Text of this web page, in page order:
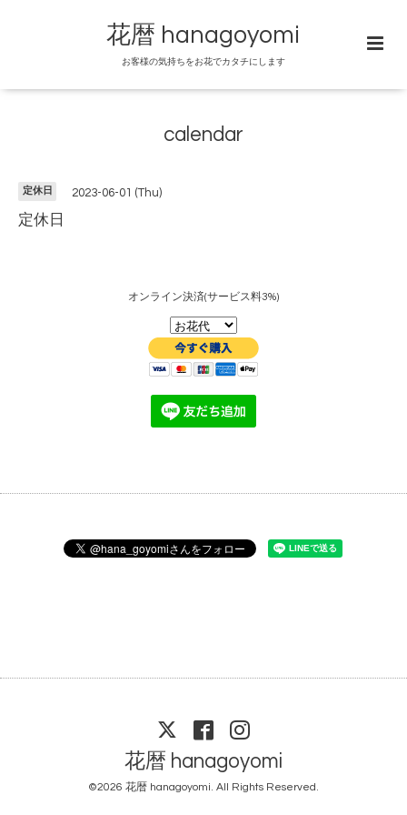
花暦 hanagoyomi
お客様の気持ちをお花でカタチにします
calendar
定休日 2023-06-01 (Thu)
定休日
オンライン決済(サービス料3%)
花暦 hanagoyomi
©2026 花暦 hanagoyomi. All Rights Reserved.